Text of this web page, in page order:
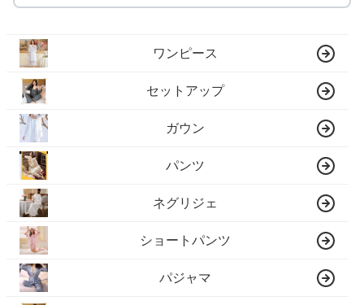
ワンピース
セットアップ
ガウン
パンツ
ネグリジェ
ショートパンツ
パジャマ